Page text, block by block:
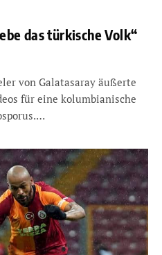
das türkische Volk“
von Galatasaray äußerte
für eine kolumbianische